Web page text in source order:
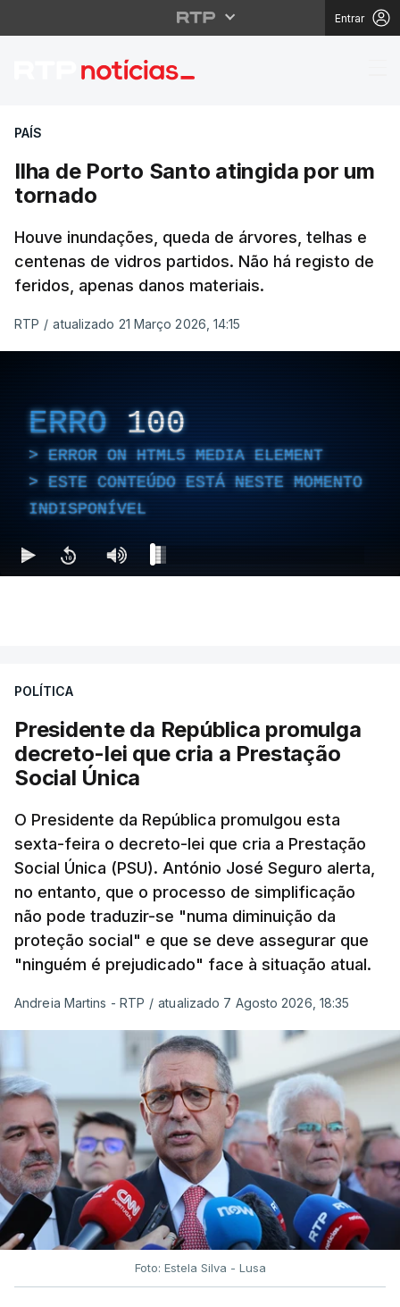
Entrar
Ilha de Porto Santo
PAÍS
Ilha de Porto Santo atingida por um
tornado
Houve inundações, queda de árvores, telhas e
centenas de vidros partidos. Não há registo de
feridos, apenas danos materiais.
RTP / atualizado 21 Março 2026, 14:15
ERRO 100
ERROR ON HTML5 MEDIA ELEMENT
ESTE CONTEÚDO ESTÁ NESTE MOMENTO
INDISPONÍVEL
POLÍTICA
Presidente da República promulga
decreto-lei que cria a Prestação
Social Única
O Presidente da República promulgou esta
sexta-feira o decreto-lei que cria a Prestação
Social Única (PSU). António José Seguro alerta,
no entanto, que o processo de simplificação
não pode traduzir-se "numa diminuição da
proteção social" e que se deve assegurar que
"ninguém é prejudicado" face à situação atual.
Andreia Martins - RTP / atualizado 7 Agosto 2026, 18:35
Foto: Estela Silva - Lusa